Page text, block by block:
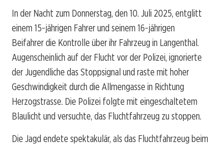
In der Nacht zum Donnerstag, den 10. Juli 2025, entglitt
einem 15-jährigen Fahrer und seinem 16-jährigen
Beifahrer die Kontrolle über ihr Fahrzeug in Langenthal.
Augenscheinlich auf der Flucht vor der Polizei, ignorierte
der Jugendliche das Stoppsignal und raste mit hoher
Geschwindigkeit durch die Allmengasse in Richtung
Herzogstrasse. Die Polizei folgte mit eingeschaltetem
Blaulicht und versuchte, das Fluchtfahrzeug zu stoppen.
Die Jagd endete spektakulär, als das Fluchtfahrzeug beim